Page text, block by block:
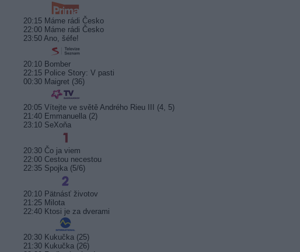
20:15 Máme rádi Česko
22:00 Máme rádi Česko
23:50 Ano, šéfe!
20:10 Bomber
22:15 Police Story: V pasti
00:30 Maigret (36)
20:05 Vítejte ve světě Andrého Rieu III (4, 5)
21:40 Emmanuella (2)
23:10 SeXoňa
20:30 Čo ja viem
22:00 Cestou necestou
22:35 Spojka (5/6)
20:10 Pätnásť životov
21:25 Milota
22:40 Ktosi je za dverami
20:30 Kukučka (25)
21:30 Kukučka (26)